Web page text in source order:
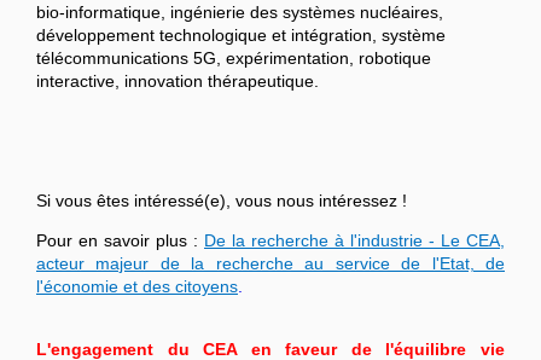
bio-informatique, ingénierie des systèmes nucléaires,
développement technologique et intégration, système
télécommunications 5G, expérimentation, robotique
interactive, innovation thérapeutique.
Si vous êtes intéressé(e), vous nous intéressez !
Pour en savoir plus : De la recherche à l'industrie - Le CEA,
acteur majeur de la recherche au service de l'Etat, de
l'économie et des citoyens
L'engagement du CEA en faveur de l'équilibre vie